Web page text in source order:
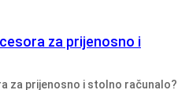
za prijenosno i
za prijenosno i stolno računalo?